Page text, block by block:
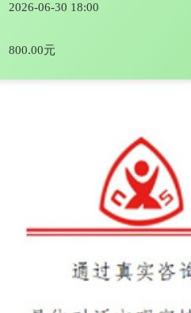
2026-06-30 18:00
800.00元